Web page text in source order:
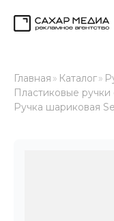
Главная » Каталог»
Пластиковые ручки
Ручка шариковая